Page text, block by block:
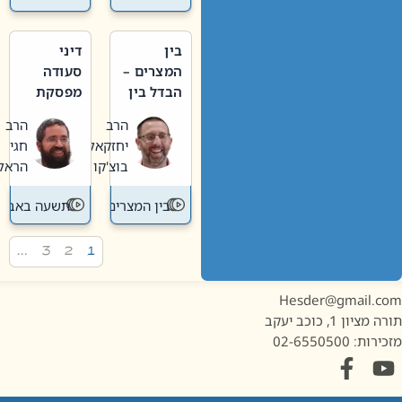
בין
המצרים –
הבדל בין
חדשה
לישנה
הרב
יחזקאל
בוצ'קו
בין המצרים
דיני
סעודה
מפסקת
תשעה
באב
הרב
חגי
הראל
תשעה באב
1, כוכב יעקב
02-6550500